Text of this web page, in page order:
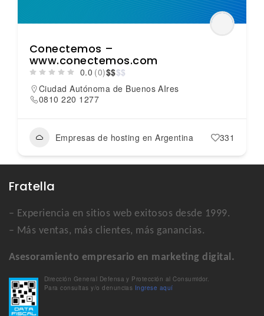
Conectemos –
www.conectemos.com
0.0 (0)$$$$
Ciudad Autónoma de Buenos AIres
0810 220 1277
Empresas de hosting en Argentina 331
Fratella
– Experiencia en sitios web exitosos desde 1999.
– Más ventas, más clientes, más ganancias.
Asesoramiento empresario en marketing digital.
Dirección General Defensa y Protección al Consumidor.
Para consultas y/o denuncias Ingrese aquí